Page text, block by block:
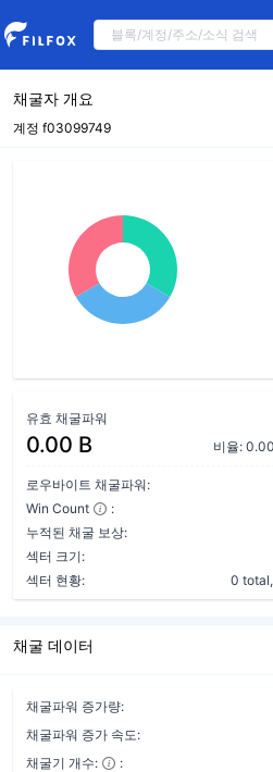
채굴자 개요
계정 f03099749
유효 채굴파워
0.00 B 비율:
로우바이트 채굴파워:
Win Count
:
누적된 채굴 보상:
섹터 크기:
섹터 현황:
0 total,
채굴 데이터
채굴파워 증가량:
채굴파워 증가 속도:
채굴기 개수:
: